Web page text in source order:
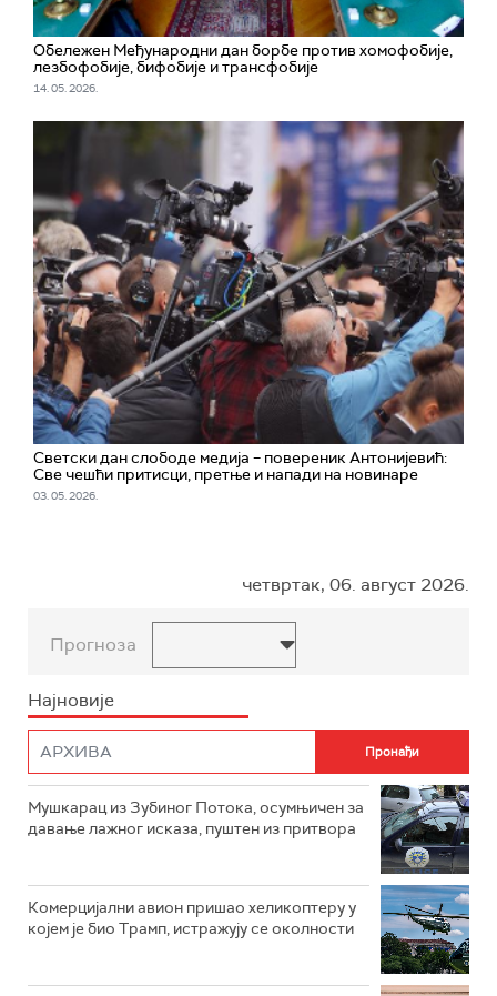
Обележен Међународни дан борбе против хомофобије,
лезбофобије, бифобије и трансфобије
14. 05. 2026.
Светски дан слободе медија – повереник Антонијевић:
Све чешћи притисци, претње и напади на новинаре
03. 05. 2026.
четвртак, 06. август 2026.
Прогноза
Најновије
Мушкарац из Зубиног Потока, осумњичен за
давање лажног исказа, пуштен из притвора
Комерцијални авион пришао хеликоптеру у
којем је био Трамп, истражују се околности